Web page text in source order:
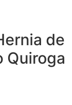
de
Quiroga